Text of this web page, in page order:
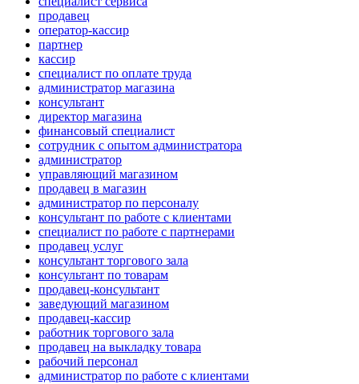
продавец
оператор-кассир
партнер
кассир
специалист по оплате труда
администратор магазина
консультант
директор магазина
финансовый специалист
сотрудник с опытом администратора
администратор
управляющий магазином
продавец в магазин
администратор по персоналу
консультант по работе с клиентами
специалист по работе с партнерами
продавец услуг
консультант торгового зала
консультант по товарам
продавец-консультант
заведующий магазином
продавец-кассир
работник торгового зала
продавец на выкладку товара
рабочий персонал
администратор по работе с клиентами